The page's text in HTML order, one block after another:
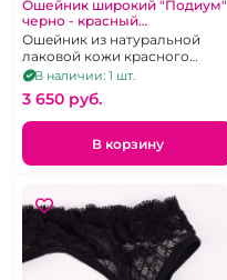
Ошейник широкий "Подиум"
черно - красный
лакированый с кольцом
Ошейник из натуральной
лаковой кожи красного
цвета, декорированный
черной кожей и заклепками.
В наличии: 1 шт.
3 650 pуб.
В корзину